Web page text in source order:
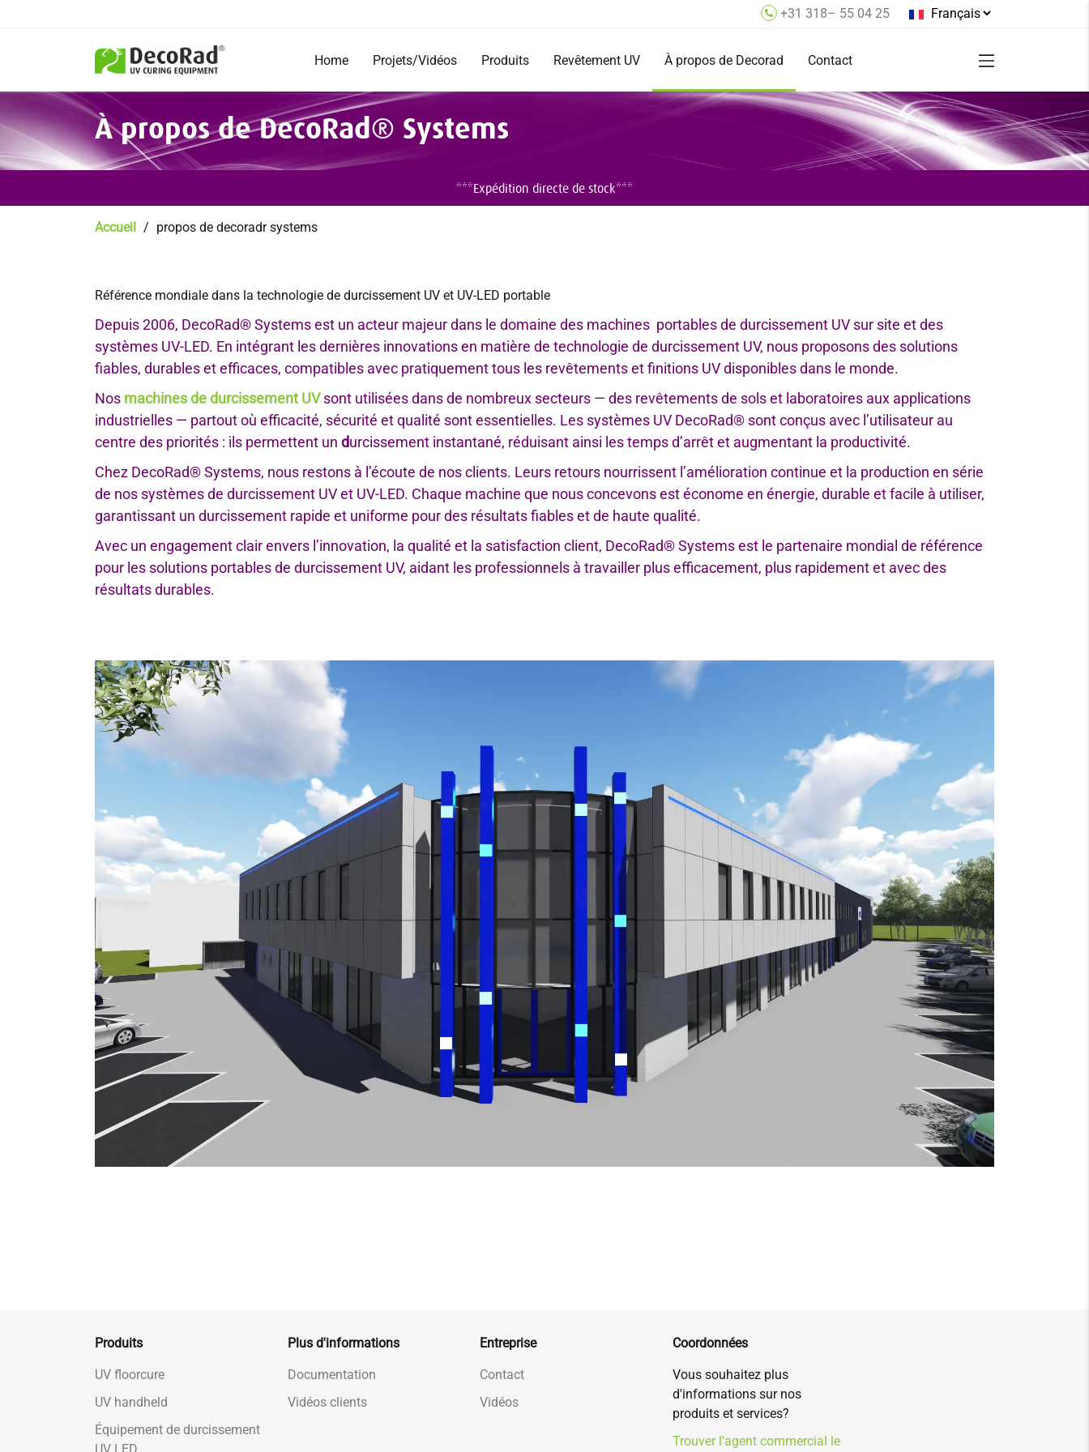
au
contenu
principal
Select
language
+31 318– 55 04 25
navigation
FR
Home Projets/Vidéos Produits
Documentation
Location
Revêtement UV À propos de Decorad
Enterprise
Agents commerciaux
Contact
Service commercial
Service et assistance
À propos de DecoRad® Systems
***Expédition directe de stock***
Fil
Accueil propos de decoradr systems
Référence mondiale dans la technologie de durcissement UV et UV-LED portable
Depuis 2006, DecoRad® Systems est un acteur majeur dans le domaine des machines portables de durcissement UV sur site et des
systèmes UV-LED. En intégrant les dernières innovations en matière de technologie de durcissement UV, nous proposons des solutions
fiables, durables et efficaces, compatibles avec pratiquement tous les revêtements et finitions UV disponibles dans le monde.
Nos machines de durcissement UVsont utilisées dans de nombreux secteurs — des revêtements de sols et laboratoires aux applications
industrielles — partout où efficacité, sécurité et qualité sont essentielles. Les systèmes UV DecoRad® sont conçus avec l’utilisateur au
centre des priorités : ils permettent un durcissement instantané, réduisant ainsi les temps d’arrêt et augmentant la productivité.
Chez DecoRad® Systems, nous restons à l’écoute de nos clients. Leurs retours nourrissent l’amélioration continue et la production en série
de nos systèmes de durcissement UV et UV-LED. Chaque machine que nous concevons est économe en énergie, durable et facile à utiliser,
garantissant un durcissement rapide et uniforme pour des résultats fiables et de haute qualité.
Avec un engagement clair envers l’innovation, la qualité et la satisfaction client, DecoRad® Systems est le partenaire mondial de référence
pour les solutions portables de durcissement UV, aidant les professionnels à travailler plus efficacement, plus rapidement et avec des
résultats durables.
Produits
UV floorcure
UV handheld
Équipement de durcissement
UV LED
Plus d'informations
Documentation
Vidéos clients
Entreprise
Contact
Vidéos
Coordonnées
Vous souhaitez plus
d'informations sur nos
produits et services?
Trouver l'agent commercial le